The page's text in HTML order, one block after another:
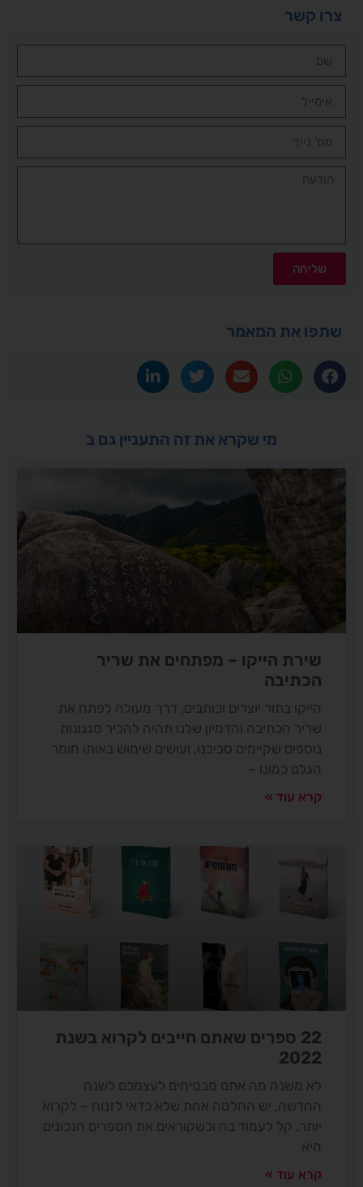
צרו קשר
שליחה
שתפו את המאמר
מי שקרא את זה התעניין גם ב
שירת הייקו – מפתחים את שריר
הכתיבה
הייקו בתור יוצרים וכותבים, דרך מעולה לפתח את
שריר הכתיבה והדמיון שלנו תהיה להכיר סגנונות
נוספים שקיימים סביבנו, ועושים שימוש באותו חומר
הגלם כמונו –
קרא עוד »
22 ספרים שאתם חייבים לקרוא בשנת
2022
לא משנה מה אתם מבטיחים לעצמכם לשנה
החדשה, יש החלטה אחת שלא כדאי לזנוח – לקרוא
יותר. קל לעמוד בה וכשקוראים את הספרים הנכונים
היא
קרא עוד »